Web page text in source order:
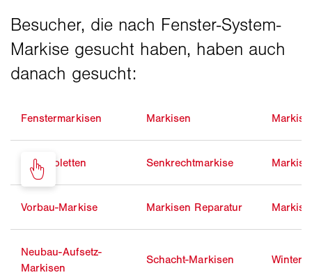
Fenstermarkisen Markisen
Markisoletten Senkrechtmarkise
Vorbau-Markise Markisen Reparatur
Neubau-Aufsetz-
Markisen
Schacht-Markisen